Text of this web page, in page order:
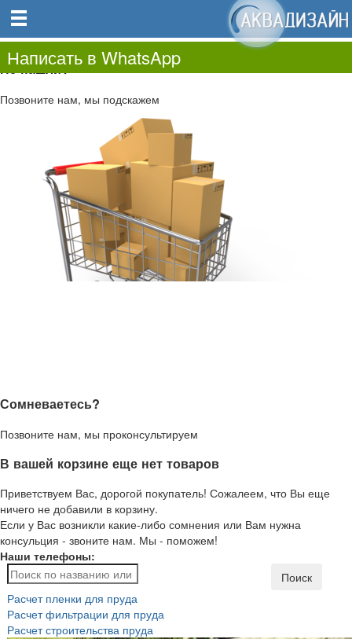
0.00
0
Не нашли?
Позвоните нам, мы подскажем
Сомневаетесь?
Позвоните нам, мы проконсультируем
В вашей корзине еще нет товаров
Приветствуем Вас, дорогой покупатель! Сожалеем, что Вы еще
ничего не добавили в корзину.
Если у Вас возникли какие-либо сомнения или Вам нужна
консульция - звоните нам. Мы - поможем!
Наши телефоны:
Написать в WhatsApp
Поиск
Расчет пленки для пруда
Расчет фильтрации для пруда
Расчет строительства пруда